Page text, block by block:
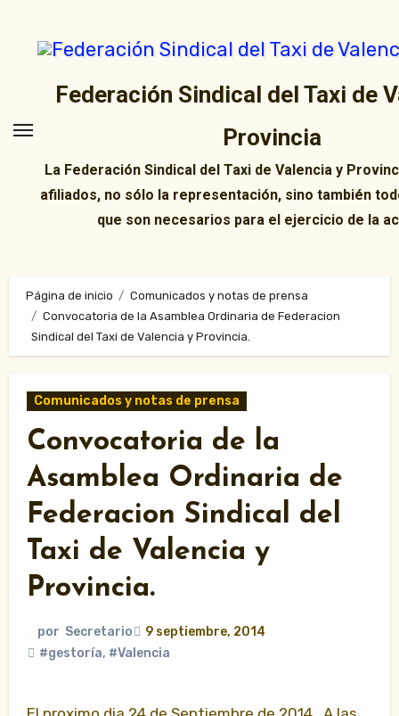
contenido
Federación Sindical del Taxi de
Provincia
La Federación Sindical del Taxi de Valencia y
afiliados, no sólo la representación, sino también
que son necesarios para el ejercicio de la
Página de inicio
Comunicados y notas de prensa
Convocatoria de la Asamblea Ordinaria de Federacion
Sindical del Taxi de Valencia y Provincia.
Comunicados y notas de prensa
Convocatoria de la
Asamblea Ordinaria de
Federacion Sindical del
Taxi de Valencia y
Provincia.
por Secretario
9 septiembre, 2014
#gestoría, #Valencia